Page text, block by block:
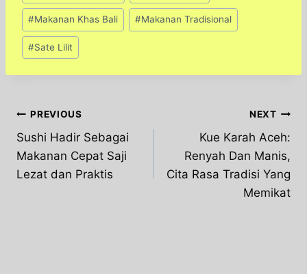
#Makanan Khas Bali #Makanan Tradisional
#Sate Lilit
Post
navigation
PREVIOUS
Sushi Hadir Sebagai
Makanan Cepat Saji
Lezat dan Praktis
NEXT
Kue Karah Aceh:
Renyah Dan Manis,
Cita Rasa Tradisi Yang
Memikat